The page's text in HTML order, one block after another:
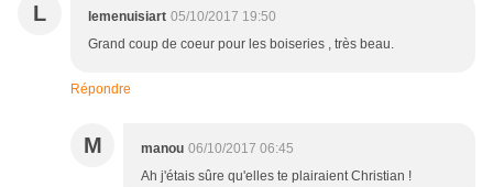
L lemenuisiart 05/10/2017 19:50
Grand coup de coeur pour les boiseries , très beau.
Répondre
M manou 06/10/2017 06:45
Ah j'étais sûre qu'elles te plairaient Christian !